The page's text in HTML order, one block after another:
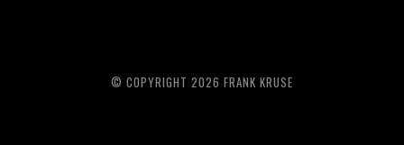
© COPYRIGHT 2026 FRANK KRUSE